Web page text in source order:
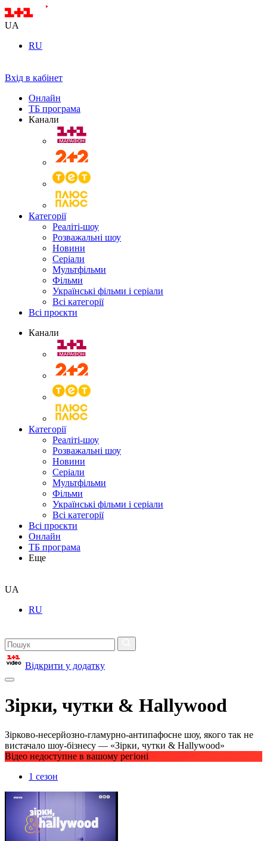
UA
RU
Вхід в кабінет
Онлайн
ТБ програма
Канали
Категорії
Реаліті-шоу
Розважальні шоу
Новини
Серіали
Мультфільми
Фільми
Українські фільми і серіали
Всі категорії
Всі проєкти
Канали
Категорії
Реаліті-шоу
Розважальні шоу
Новини
Серіали
Мультфільми
Фільми
Українські фільми і серіали
Всі категорії
Всі проєкти
Онлайн
ТБ програма
Еще
UA
RU
Відкрити у додатку
Зірки, чутки & Hallywood
Зірково-несерйозно-гламурно-антипафосне шоу, якого так не
вистачало шоу-бізнесу — «Зірки, чутки & Hallywood»
Відео недоступне в вашому регіоні
1 сезон